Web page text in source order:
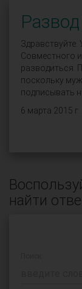
Совместного
разводиться.
поскольку
подписывать
6 марта 2015 г.
найти